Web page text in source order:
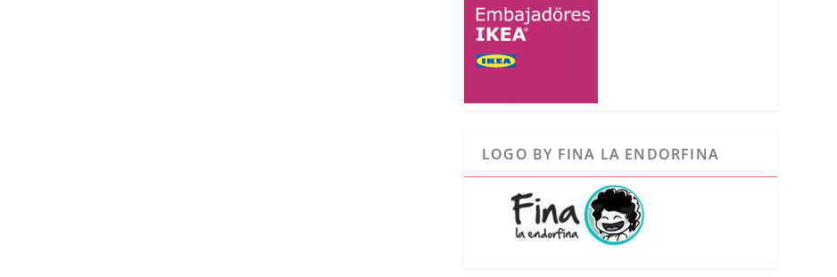
LOGO BY FINA LA ENDORFINA